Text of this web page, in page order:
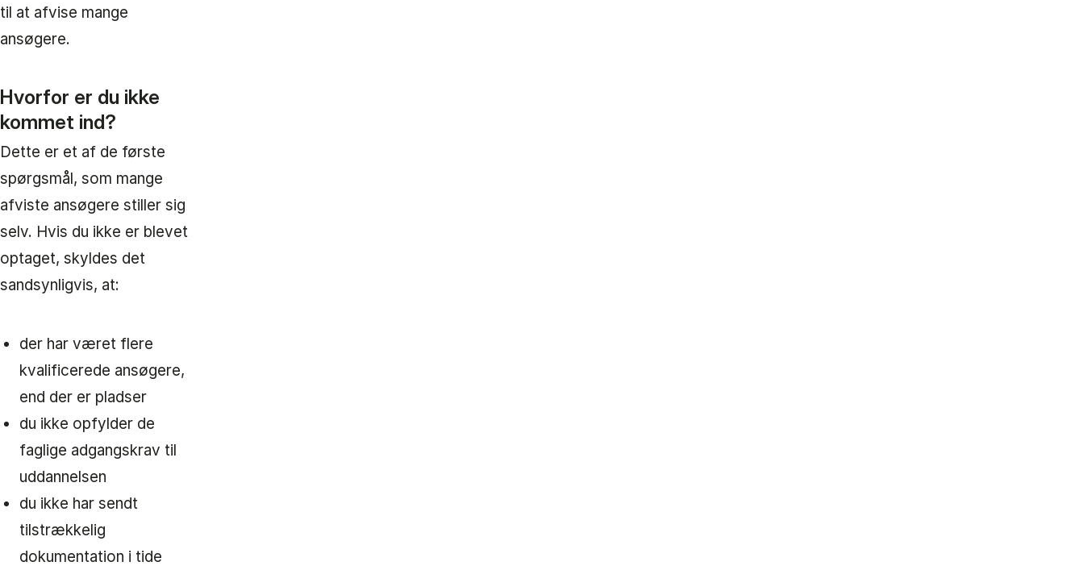
til at afvise mange
ansøgere.
Hvorfor er du ikke
kommet ind?
Dette er et af de første
spørgsmål, som mange
afviste ansøgere stiller sig
selv. Hvis du ikke er blevet
optaget, skyldes det
sandsynligvis, at:
der har været flere
kvalificerede ansøgere,
end der er pladser
du ikke opfylder de
faglige adgangskrav til
uddannelsen
du ikke har sendt
tilstrækkelig
dokumentation i tide